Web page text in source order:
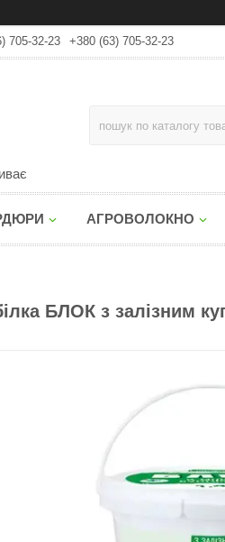
705-32-23 +380 (63) 705-32-23
АГРОВОЛОКНО
БЛОК з залізним